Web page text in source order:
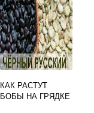
КАК РАСТУТ
БОБЫ НА ГРЯДКЕ